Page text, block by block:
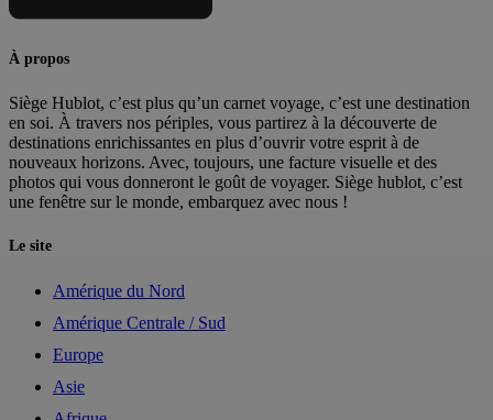
À propos
Siège Hublot, c’est plus qu’un carnet voyage, c’est une destination
en soi. À travers nos périples, vous partirez à la découverte de
destinations enrichissantes en plus d’ouvrir votre esprit à de
nouveaux horizons. Avec, toujours, une facture visuelle et des
photos qui vous donneront le goût de voyager. Siège hublot, c’est
une fenêtre sur le monde, embarquez avec nous !
Le site
Amérique du Nord
Amérique Centrale / Sud
Europe
Asie